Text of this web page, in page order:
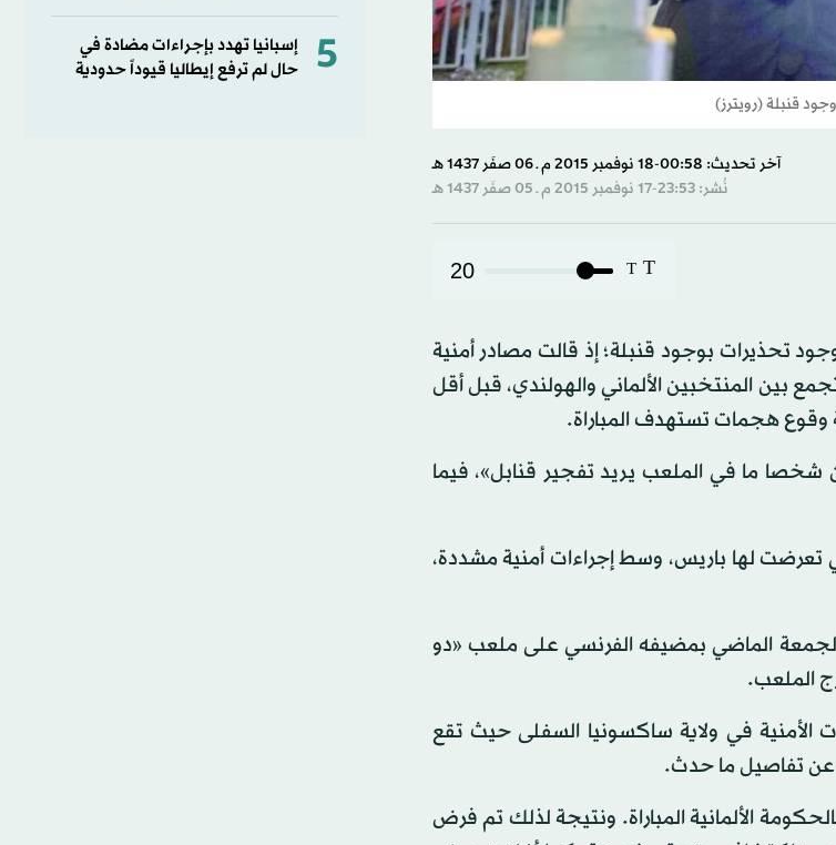
قنبلة (رويترز)
آخر تحديث: 00:58-18 نوفمبر 2015 م ـ 06 صفَر 1437 هـ
نُشر: 23:53-17 نوفمبر 2015 م ـ 05 صفَر 1437 هـ
T
T
20
تحذيرات بوجود قنبلة؛ إذ قالت مصادر أمنية
بين المنتخبين الألماني والهولندي، قبل أقل
شخصا ما في الملعب يريد تفجير قنابل»، فيما
تعرضت لها باريس، وسط إجراءات أمنية مشددة،
الجمعة الماضي بمضيفه الفرنسي على ملعب «دو
الملعب.
الأمنية في ولاية ساكسونيا السفلى حيث تقع
تفاصيل ما حدث.
الألمانية المباراة. ونتيجة لذلك تم فرض
5
إسبانيا تهدد بإجراءات مضادة في
حال لم ترفع إيطاليا قيوداً حدودية